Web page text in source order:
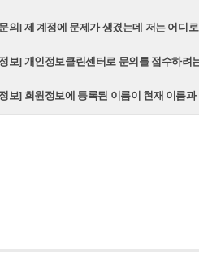
의] 제 계정에 문제가 생겼는데 저는 어디
보] 개인정보클린센터로 문의를 접수하려
보] 회원정보에 등록된 이름이 현재 이름과